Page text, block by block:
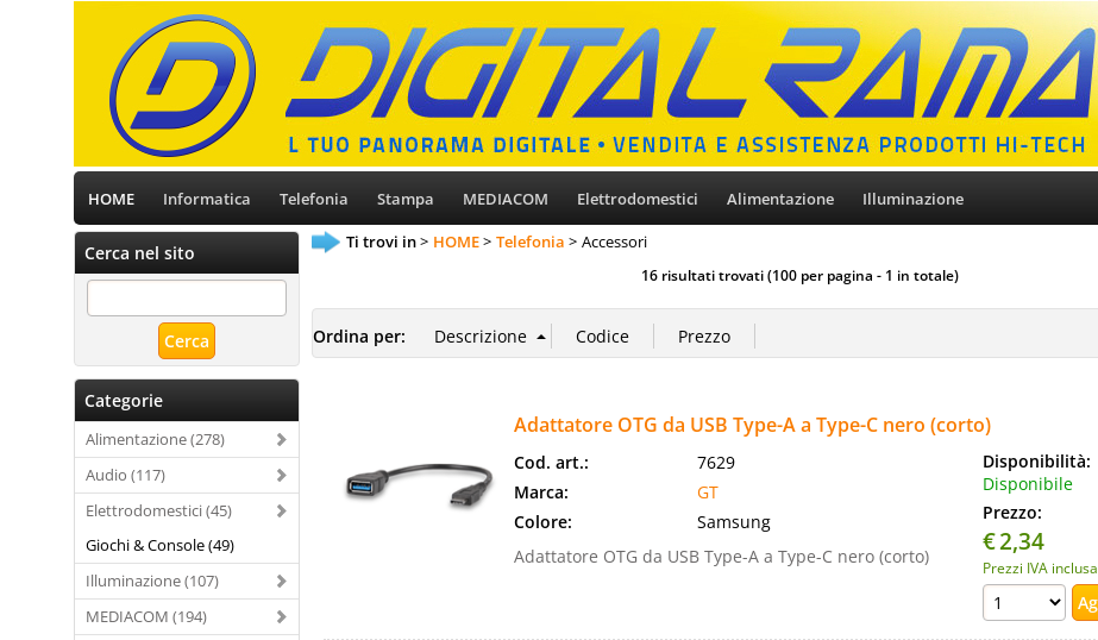
HOME Informatica Telefonia Stampa MEDIACOM Elettrodomestici Alimentazione Illuminazione
Cerca nel sito
Categorie
Alimentazione (278)
Audio (117)
Elettrodomestici (45)
Giochi & Console (49)
Illuminazione (107)
MEDIACOM (194)
Ti trovi in HOME Telefonia Accessori
16 risultati trovati (100 per pagina - 1 in totale)
Ordina per:
Adattatore OTG da USB Type-A a Type-C nero (corto)
Cod. art.:
7629
Marca:
GT
Colore:
Samsung
Adattatore OTG da USB Type-A a Type-C nero (corto)
Disponibilità:
Disponibile
Prezzo:
€2,34
Prezzi IVA inclusa